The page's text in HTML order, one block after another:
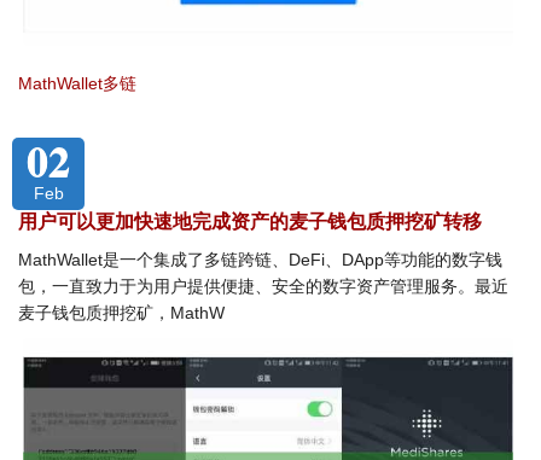
MathWallet多链
02
Feb
用户可以更加快速地完成资产的麦子钱包质押挖矿转移
MathWallet是一个集成了多链跨链、DeFi、DApp等功能的数字钱
包，一直致力于为用户提供便捷、安全的数字资产管理服务。最近
麦子钱包质押挖矿，MathW